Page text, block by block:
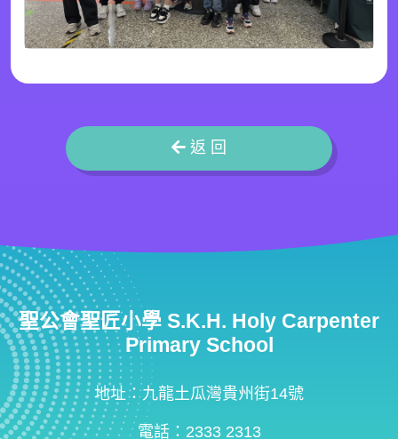
返 回
聖公會聖匠小學 S.K.H. Holy Carpenter
Primary School
地址：九龍土瓜灣貴州街14號
電話：2333 2313